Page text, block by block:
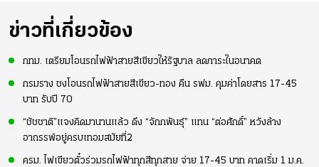
ข่าวที่เกี่ยวข้อง
กทม. เตรียมโอนรถไฟฟ้าสายสีเขียวให้รัฐบาล ลดภาระในอนาคต
กรมราง ชงโอนรถไฟฟ้าสายสีเขียว-ทอง คืน รฟม. คุมค่าโดยสาร 17-45
บาท รับปี 70
“ชัชชาติ”แจงคิดมานานแล้ว ดึง “จักกพันธุ์” แทน “ต่อศักดิ์” หวังล้าง
อาถรรพ์อยู่ครบเทอมสมัยที่2
ครม. ไฟเขียวตั๋วร่วมรถไฟฟ้าทุกสีทุกสาย จ่าย 17-45 บาท คาดเริ่ม 1 ม.ค.